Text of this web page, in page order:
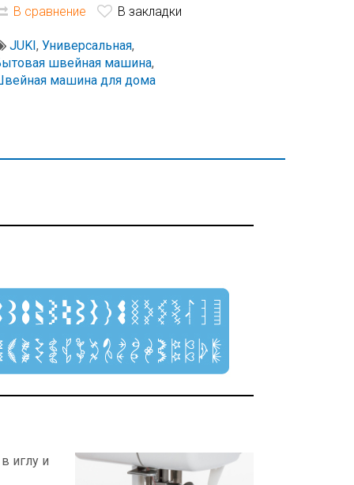
В сравнение В закладки
JUKI, Универсальная,
швейная машина,
машина для дома
иглу и